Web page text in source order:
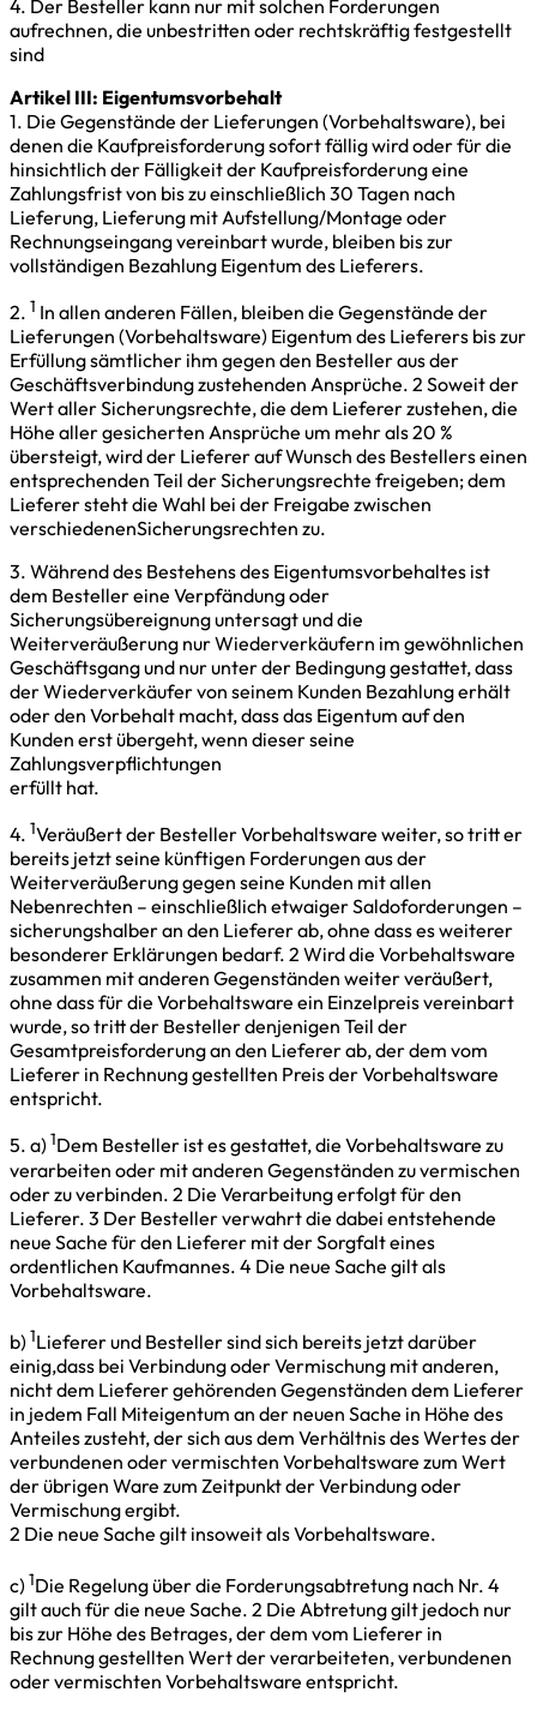
4. Der Besteller kann nur mit solchen Forderungen
aufrechnen, die unbestritten oder rechtskräftig festgestellt
sind
Artikel III: Eigentumsvorbehalt
1. Die Gegenstände der Lieferungen (Vorbehaltsware), bei
denen die Kaufpreisforderung sofort fällig wird oder für die
hinsichtlich der Fälligkeit der Kaufpreisforderung eine
Zahlungsfrist von bis zu einschließlich 30 Tagen nach
Lieferung, Lieferung mit Aufstellung/Montage oder
Rechnungseingang vereinbart wurde, bleiben bis zur
vollständigen Bezahlung Eigentum des Lieferers.
2. 1 In allen anderen Fällen, bleiben die Gegenstände der
Lieferungen (Vorbehaltsware) Eigentum des Lieferers bis zur
Erfüllung sämtlicher ihm gegen den Besteller aus der
Geschäftsverbindung zustehenden Ansprüche. 2 Soweit der
Wert aller Sicherungsrechte, die dem Lieferer zustehen, die
Höhe aller gesicherten Ansprüche um mehr als 20 %
übersteigt, wird der Lieferer auf Wunsch des Bestellers einen
entsprechenden Teil der Sicherungsrechte freigeben; dem
Lieferer steht die Wahl bei der Freigabe zwischen
verschiedenenSicherungsrechten zu.
3. Während des Bestehens des Eigentumsvorbehaltes ist
dem Besteller eine Verpfändung oder
Sicherungsübereignung untersagt und die
Weiterveräußerung nur Wiederverkäufern im gewöhnlichen
Geschäftsgang und nur unter der Bedingung gestattet, dass
der Wiederverkäufer von seinem Kunden Bezahlung erhält
oder den Vorbehalt macht, dass das Eigentum auf den
Kunden erst übergeht, wenn dieser seine
Zahlungsverpflichtungen
erfüllt hat.
4. 1Veräußert der Besteller Vorbehaltsware weiter, so tritt er
bereits jetzt seine künftigen Forderungen aus der
Weiterveräußerung gegen seine Kunden mit allen
Nebenrechten – einschließlich etwaiger Saldoforderungen –
sicherungshalber an den Lieferer ab, ohne dass es weiterer
besonderer Erklärungen bedarf. 2 Wird die Vorbehaltsware
zusammen mit anderen Gegenständen weiter veräußert,
ohne dass für die Vorbehaltsware ein Einzelpreis vereinbart
wurde, so tritt der Besteller denjenigen Teil der
Gesamtpreisforderung an den Lieferer ab, der dem vom
Lieferer in Rechnung gestellten Preis der Vorbehaltsware
entspricht.
5. a) 1Dem Besteller ist es gestattet, die Vorbehaltsware zu
verarbeiten oder mit anderen Gegenständen zu vermischen
oder zu verbinden. 2 Die Verarbeitung erfolgt für den
Lieferer. 3 Der Besteller verwahrt die dabei entstehende
neue Sache für den Lieferer mit der Sorgfalt eines
ordentlichen Kaufmannes. 4 Die neue Sache gilt als
Vorbehaltsware.
b) 1Lieferer und Besteller sind sich bereits jetzt darüber
einig,dass bei Verbindung oder Vermischung mit anderen,
nicht dem Lieferer gehörenden Gegenständen dem Lieferer
in jedem Fall Miteigentum an der neuen Sache in Höhe des
Anteiles zusteht, der sich aus dem Verhältnis des Wertes der
verbundenen oder vermischten Vorbehaltsware zum Wert
der übrigen Ware zum Zeitpunkt der Verbindung oder
Vermischung ergibt.
2 Die neue Sache gilt insoweit als Vorbehaltsware.
c) 1Die Regelung über die Forderungsabtretung nach Nr. 4
gilt auch für die neue Sache. 2 Die Abtretung gilt jedoch nur
bis zur Höhe des Betrages, der dem vom Lieferer in
Rechnung gestellten Wert der verarbeiteten, verbundenen
oder vermischten Vorbehaltsware entspricht.